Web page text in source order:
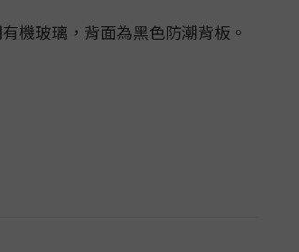
機玻璃，背面為黑色防潮背板。